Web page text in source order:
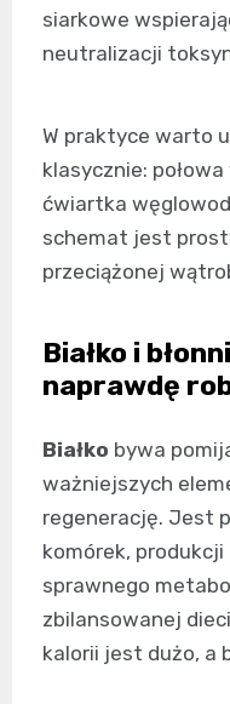
siarkowe
neutralizacji
W praktyce warto
klasycznie:
ćwiartka
schemat jest
przeciążonej
Białko i
naprawdę
Białko bywa
ważniejszych
regenerację. Jest
komórek,
sprawnego
zbilansowanej
kalorii jest dużo, a